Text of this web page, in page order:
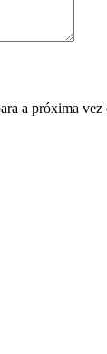
a próxima vez